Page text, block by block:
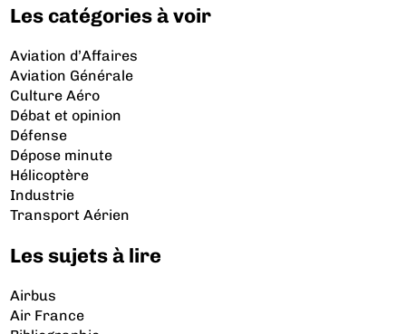
Les catégories à voir
Aviation d’Affaires
Aviation Générale
Culture Aéro
Débat et opinion
Défense
Dépose minute
Hélicoptère
Industrie
Transport Aérien
Les sujets à lire
Airbus
Air France